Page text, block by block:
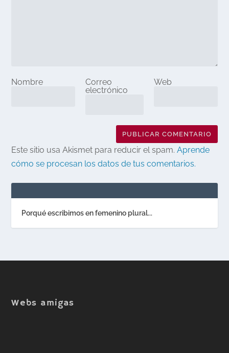
Nombre
Correo
electrónico
Web
Este sitio usa Akismet para reducir el spam.Aprende
cómo se procesan los datos de tus comentarios.
Porqué escribimos en femenino plural...
Webs amigas